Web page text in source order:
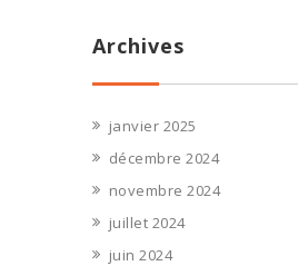
Archives
janvier 2025
décembre 2024
novembre 2024
juillet 2024
juin 2024